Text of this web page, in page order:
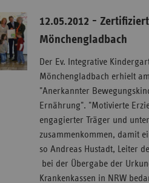
12.05.2012 -
Mönchengladbach
Der Ev. Integrative
Mönchengladbach erhielt
"Anerkannter
Ernährung". "Motivierte
engagierter Träger und
zusammenkommen, damit
so Andreas Hustadt, Leiter
bei der Übergabe der
Krankenkassen in NRW